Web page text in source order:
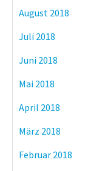
August 2018
Juli 2018
Juni 2018
Mai 2018
April 2018
März 2018
Februar 2018